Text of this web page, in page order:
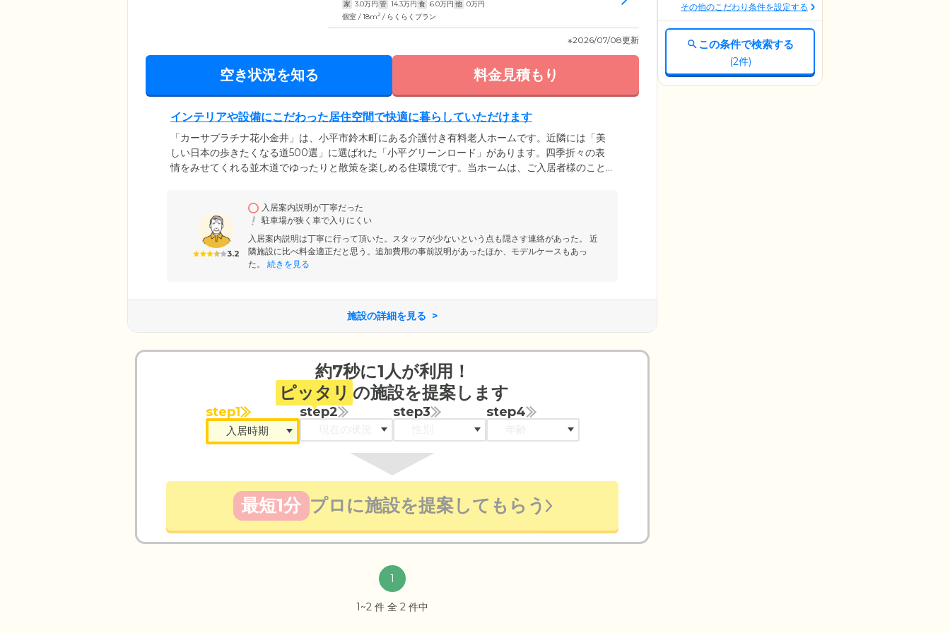
家 3.0万円 管 14.3万円 食 6.0万円 他 0万円
個室 / 18m2 / らくらくプラン
※2026/07/08更新
空き状況を知る 料金見積もり
インテリアや設備にこだわった居住空間で快適に暮らしていただけます
「カーサプラチナ花小金井」は、小平市鈴木町にある介護付き有料老人ホームです。近隣には「美
しい日本の歩きたくなる道500選」に選ばれた「小平グリーンロード」があります。四季折々の表
情をみせてくれる並木道でゆったりと散策を楽しめる住環境です。当ホームは、ご入居者様のこと
風がたっぷりと入るよう、天井の高さまである設計です。共用エリアのダイニングやラウンジは優
雅なインテリアで統一し、心地よい居住性にこだわっています。
3.2
入居案内説明が丁寧だった
駐車場が狭く車で入りにくい
入居案内説明は丁寧に行って頂いた。スタッフが少ないという点も隠さす連絡があった。 近
隣施設に比べ料金適正だと思う。追加費用の事前説明があったほか、モデルケースもあっ
た。
続きを見る
施設の詳細を見る
約7秒に1人が利用！
ピッタリ の施設を提案します
step1 step2 step3 step4
最短1分 プロに施設を提案してもらう
1
1~2 件 全 2 件中
その他のこだわり条件を設定する
この条件で検索する
(2件)